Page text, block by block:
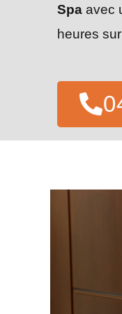
Spa avec
heures